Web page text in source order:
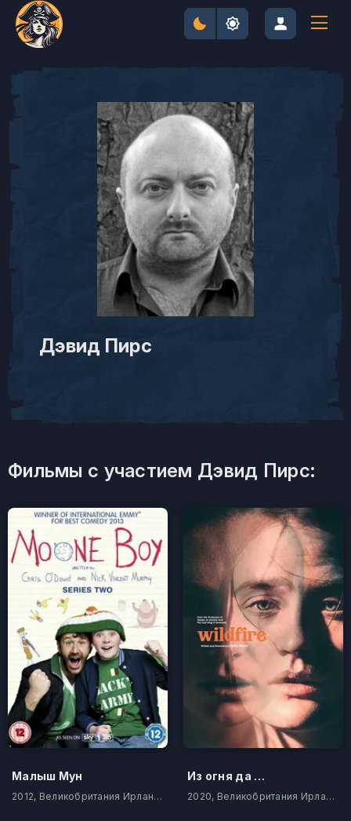
Дэвид Пирс
Фильмы с участием Дэвид Пирс:
Малыш Мун
2012, Великобритания Ирландия
Из огня да в полымя
2020, Великобритания Ирландия